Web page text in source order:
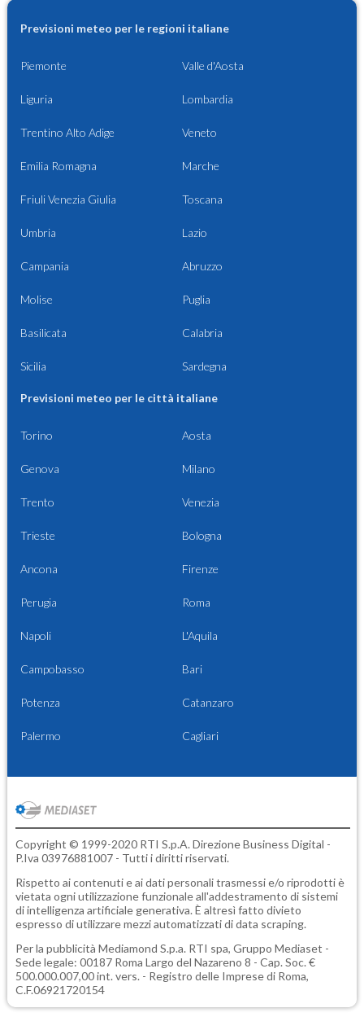
Previsioni meteo per le regioni italiane
Piemonte Valle d'Aosta
Liguria Lombardia
Trentino Alto Adige Veneto
Emilia Romagna Marche
Friuli Venezia Giulia Toscana
Umbria Lazio
Campania Abruzzo
Molise Puglia
Basilicata Calabria
Sicilia Sardegna
Previsioni meteo per le città italiane
Torino Aosta
Genova Milano
Trento Venezia
Trieste Bologna
Ancona Firenze
Perugia Roma
Napoli L'Aquila
Campobasso Bari
Potenza Catanzaro
Palermo Cagliari
Copyright © 1999-2020 RTI S.p.A. Direzione Business Digital -
P.Iva 03976881007 - Tutti i diritti riservati.
Rispetto ai contenuti e ai dati personali trasmessi e/o riprodotti è
vietata ogni utilizzazione funzionale all'addestramento di sistemi
di intelligenza artificiale generativa. È altresì fatto divieto
espresso di utilizzare mezzi automatizzati di data scraping.
Per la pubblicità Mediamond S.p.a. RTI spa, Gruppo Mediaset -
Sede legale: 00187 Roma Largo del Nazareno 8 - Cap. Soc. €
500.000.007,00 int. vers. - Registro delle Imprese di Roma,
C.F.06921720154